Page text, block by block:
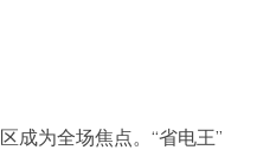
成为全场焦点。“省电王”